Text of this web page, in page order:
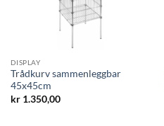
DISPLAY
Trådkurv sammenleggbar
45x45cm
kr1.350,00